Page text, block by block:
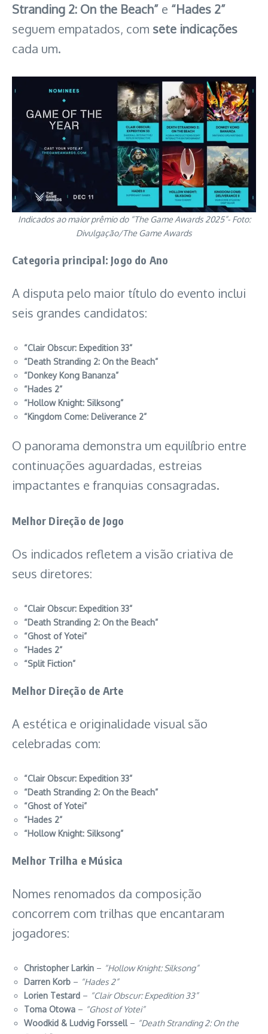
Stranding 2: On the Beach” e “Hades 2”
seguem empatados, com sete indicações
cada um.
Indicados ao maior prêmio do “The Game Awards 2025”- Foto:
Divulgação/The Game Awards
Categoria principal: Jogo do Ano
A disputa pelo maior título do evento inclui
seis grandes candidatos:
“Clair Obscur: Expedition 33”
“Death Stranding 2: On the Beach”
“Donkey Kong Bananza”
“Hades 2”
“Hollow Knight: Silksong”
“Kingdom Come: Deliverance 2”
O panorama demonstra um equilíbrio entre
continuações aguardadas, estreias
impactantes e franquias consagradas.
Melhor Direção de Jogo
Os indicados refletem a visão criativa de
seus diretores:
“Clair Obscur: Expedition 33”
“Death Stranding 2: On the Beach”
“Ghost of Yotei”
“Hades 2”
“Split Fiction”
Melhor Direção de Arte
A estética e originalidade visual são
celebradas com:
“Clair Obscur: Expedition 33”
“Death Stranding 2: On the Beach”
“Ghost of Yotei”
“Hades 2”
“Hollow Knight: Silksong”
Melhor Trilha e Música
Nomes renomados da composição
concorrem com trilhas que encantaram
jogadores:
Christopher Larkin – “Hollow Knight: Silksong”
Darren Korb – “Hades 2”
Lorien Testard – “Clair Obscur: Expedition 33”
Toma Otowa – “Ghost of Yotei”
Woodkid & Ludvig Forssell– “Death Stranding 2: On the